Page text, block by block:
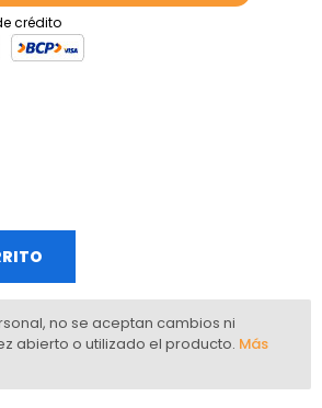
crédito
no se aceptan cambios ni
abierto o utilizado el producto. Más